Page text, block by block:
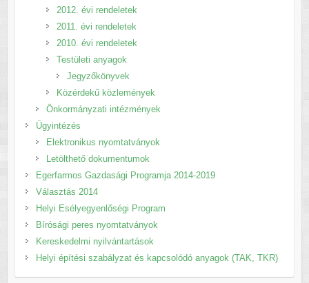
2012. évi rendeletek
2011. évi rendeletek
2010. évi rendeletek
Testületi anyagok
Jegyzőkönyvek
Közérdekű közlemények
Önkormányzati intézmények
Ügyintézés
Elektronikus nyomtatványok
Letölthető dokumentumok
Egerfarmos Gazdasági Programja 2014-2019
Választás 2014
Helyi Esélyegyenlőségi Program
Bírósági peres nyomtatványok
Kereskedelmi nyilvántartások
Helyi építési szabályzat és kapcsolódó anyagok (TAK, TKR)